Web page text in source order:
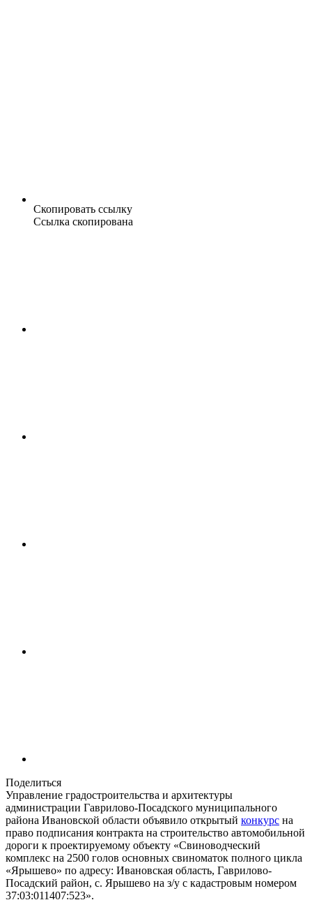
Скопировать ссылку
Ссылка скопирована
Поделиться
Управление градостроительства и архитектуры
администрации Гаврилово-Посадского муниципального
района Ивановской области объявило открытый конкурс на
право подписания контракта на строительство автомобильной
дороги к проектируемому объекту «Свиноводческий
комплекс на 2500 голов основных свиноматок полного цикла
«Ярышево» по адресу: Ивановская область, Гаврилово-
Посадский район, с. Ярышево на з/у с кадастровым номером
37:03:011407:523».